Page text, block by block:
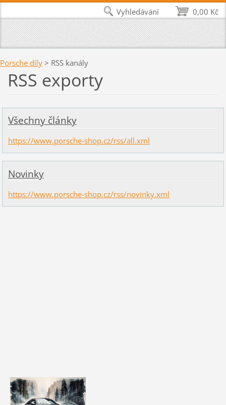
Porsche díly > RSS kanály
RSS exporty
Všechny články
https://www.porsche-shop.cz/rss/all.xml
Novinky
https://www.porsche-shop.cz/rss/novinky.xml
0,00 Kč
Vyhledávání